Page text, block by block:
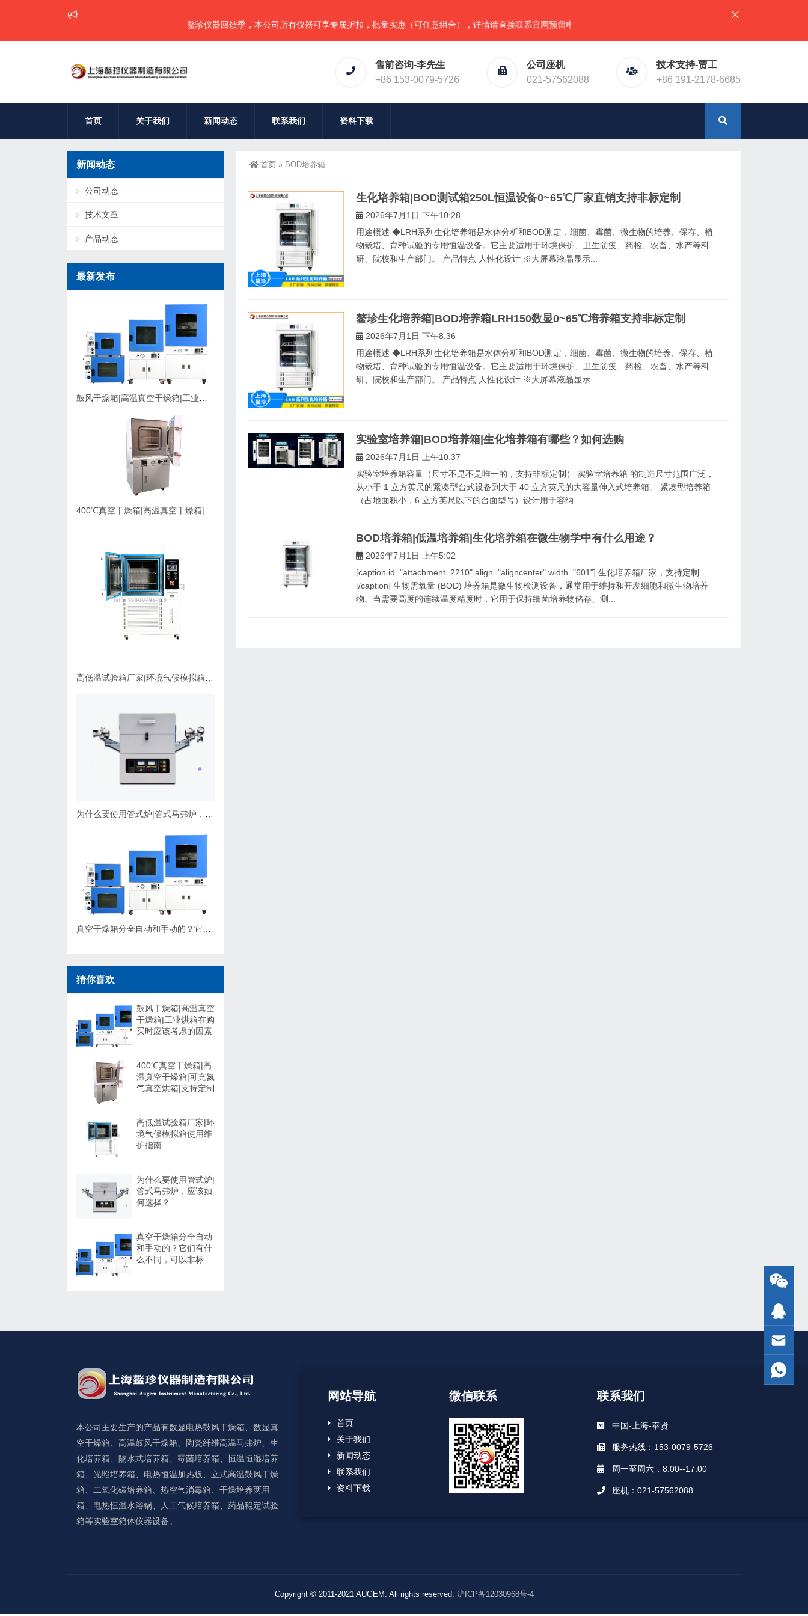
鳌珍仪器回馈季，本公司所有仪器可享专属折扣，批量实惠（可任意组合），详情请直接联系官网预留电话！或加微信（同手机号）
售前咨询-李先生
+86 153-0079-5726
公司座机
021-57562088
技术支持-贾工
+86 191-2178-6685
首页 关于我们 新闻动态 联系我们 资料下载
首页 » BOD培养箱
生化培养箱|BOD测试箱250L恒温设备0~65℃厂家直销支持非标定制
2026年7月1日 下午10:28
用途概述 ◆LRH系列生化培养箱是水体分析和BOD测定，细菌、霉菌、微生物的培养、保存、植
物栽培、育种试验的专用恒温设备。它主要适用于环境保护、卫生防疫、药检、农畜、水产等科
研、院校和生产部门。 产品特点 人性化设计 ※大屏幕液晶显示...
鳌珍生化培养箱|BOD培养箱LRH150数显0~65℃培养箱支持非标定制
2026年7月1日 下午8:36
用途概述 ◆LRH系列生化培养箱是水体分析和BOD测定，细菌、霉菌、微生物的培养、保存、植
物栽培、育种试验的专用恒温设备。它主要适用于环境保护、卫生防疫、药检、农畜、水产等科
研、院校和生产部门。 产品特点 人性化设计 ※大屏幕液晶显示...
实验室培养箱|BOD培养箱|生化培养箱有哪些？如何选购
2026年7月1日 上午10:37
实验室培养箱容量（尺寸不是不是唯一的，支持非标定制） 实验室培养箱 的制造尺寸范围广泛，
从小于 1 立方英尺的紧凑型台式设备到大于 40 立方英尺的大容量伸入式培养箱。 紧凑型培养箱
（占地面积小，6 立方英尺以下的台面型号）设计用于容纳...
BOD培养箱|低温培养箱|生化培养箱在微生物学中有什么用途？
2026年7月1日 上午5:02
[caption id="attachment_2210" align="aligncenter" width="601"] 生化培养箱厂家，支持定制
[/caption] 生物需氧量 (BOD) 培养箱是微生物检测设备，通常用于维持和开发细胞和微生物培养
物。当需要高度的连续温度精度时，它用于保持细菌培养物储存、测...
新闻动态
公司动态
技术文章
产品动态
最新发布
猜你喜欢
鼓风干燥箱|高温真空
干燥箱|工业烘箱在购
买时应该考虑的因素
400℃真空干燥箱|高
温真空干燥箱|可充氮
气真空烘箱|支持定制
高低温试验箱厂家|环
境气候模拟箱使用维
护指南
为什么要使用管式炉|
管式马弗炉，应该如
何选择？
真空干燥箱分全自动
和手动的？它们有什
么不同，可以非标定
本公司主要生产的产品有数显电热鼓风干燥箱、数显真
空干燥箱、高温鼓风干燥箱、陶瓷纤维高温马弗炉、生
化培养箱、隔水式培养箱、霉菌培养箱、恒温恒湿培养
箱、光照培养箱、电热恒温加热板、立式高温鼓风干燥
箱、二氧化碳培养箱、热空气消毒箱、干燥培养两用
箱、电热恒温水浴锅、人工气候培养箱、药品稳定试验
箱等实验室箱体仪器设备。
网站导航
首页
关于我们
新闻动态
联系我们
资料下载
微信联系 联系我们
中国-上海-奉贤
服务热线：153-0079-5726
周一至周六，8:00--17:00
座机：021-57562088
Copyright © 2011-2021 AUGEM. All rights reserved. 沪ICP备12030968号-4